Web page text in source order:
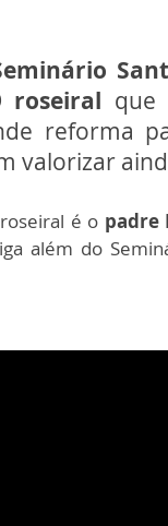
roseiral que
reforma
valorizar
é o padre
além do